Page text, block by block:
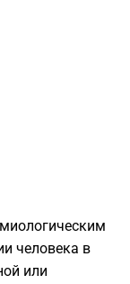
человека в
или